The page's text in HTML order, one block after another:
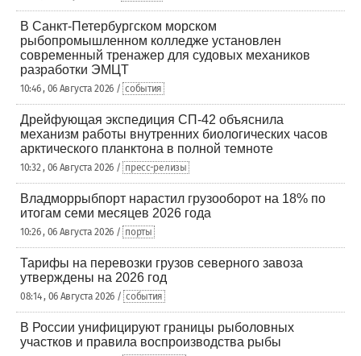
В Санкт-Петербургском морском
рыбопромышленном колледже установлен
современный тренажер для судовых механиков
разработки ЭМЦТ
10:46 , 06 Августа 2026 / события
Дрейфующая экспедиция СП-42 объяснила
механизм работы внутренних биологических часов
арктического планктона в полной темноте
10:32 , 06 Августа 2026 / пресс-релизы
Владморрыбпорт нарастил грузооборот на 18% по
итогам семи месяцев 2026 года
10:26 , 06 Августа 2026 / порты
Тарифы на перевозки грузов северного завоза
утверждены на 2026 год
08:14 , 06 Августа 2026 / события
В России унифицируют границы рыболовных
участков и правила воспроизводства рыбы